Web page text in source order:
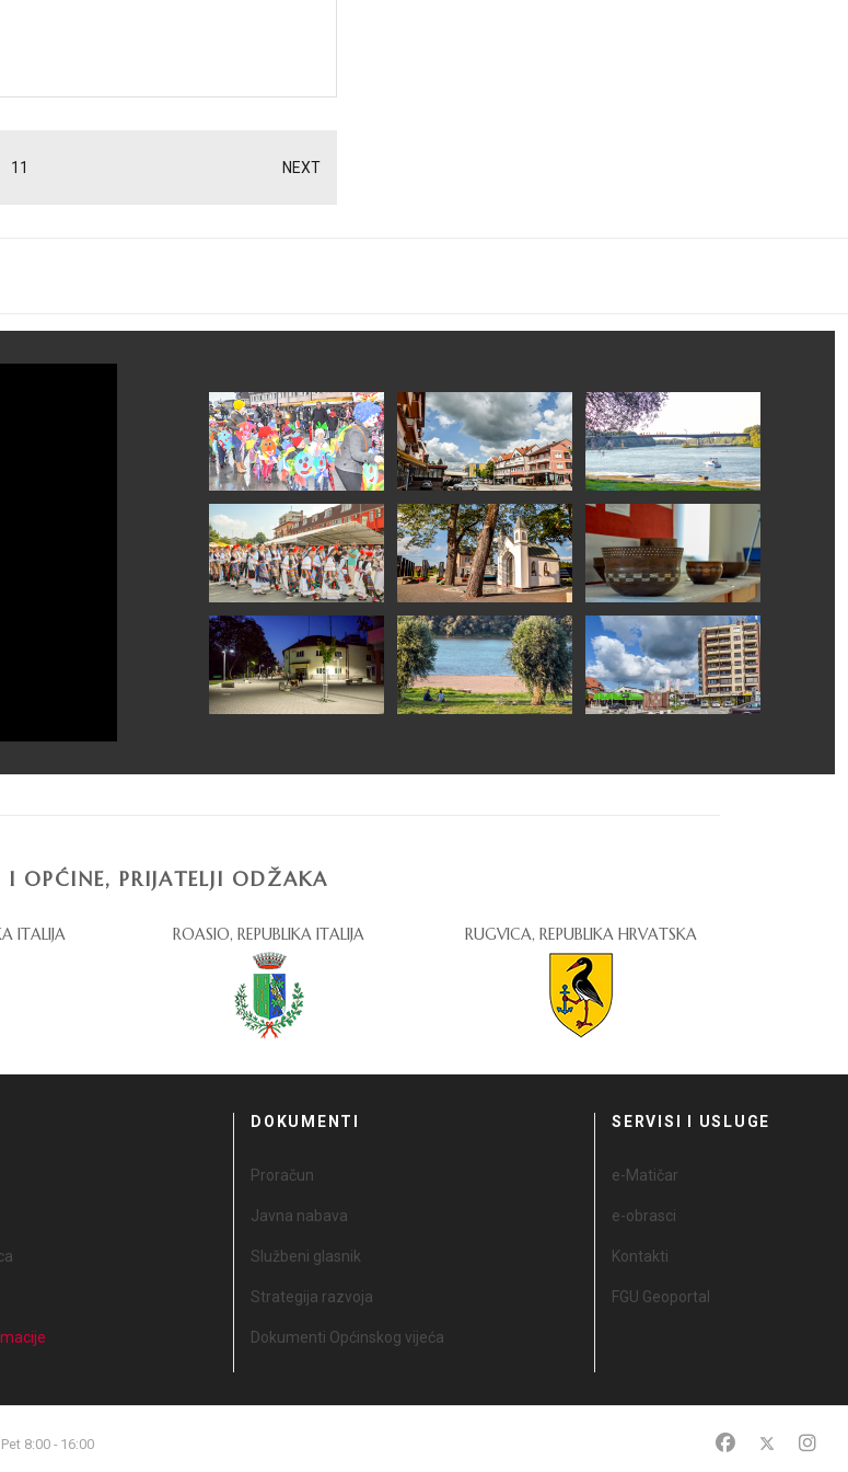
11 NEXT
OPĆINE, PRIJATELJI ODŽAKA
ITALIJA ROASIO, REPUBLIKA ITALIJA RUGVICA, REPUBLIKA HRVATSKA
DOKUMENTI
Proračun
Javna nabava
Službeni glasnik
Strategija razvoja
Dokumenti Općinskog vijeća
SERVISI I USLUGE
e-Matičar
e-obrasci
Kontakti
FGU Geoportal
8:00 - 16:00